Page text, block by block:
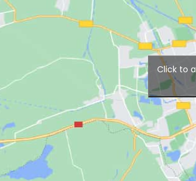
Click to